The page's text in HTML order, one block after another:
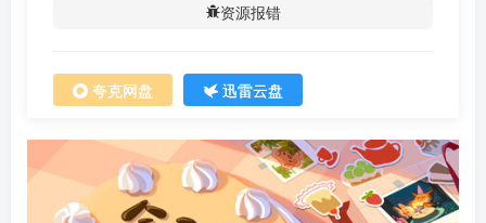
资源报错
夸克网盘 迅雷云盘